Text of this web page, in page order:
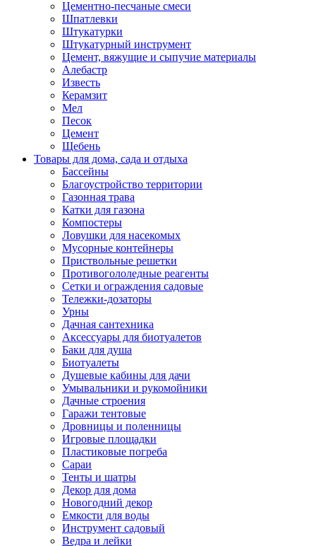
Цементно-песчаные смеси
Шпатлевки
Штукатурки
Штукатурный инструмент
Цемент, вяжущие и сыпучие материалы
Алебастр
Известь
Керамзит
Мел
Песок
Цемент
Щебень
Товары для дома, сада и отдыха
Бассейны
Благоустройство территории
Газонная трава
Катки для газона
Компостеры
Ловушки для насекомых
Мусорные контейнеры
Приствольные решетки
Противогололедные реагенты
Сетки и ограждения садовые
Тележки-дозаторы
Урны
Дачная сантехника
Аксессуары для биотуалетов
Баки для душа
Биотуалеты
Душевые кабины для дачи
Умывальники и рукомойники
Дачные строения
Гаражи тентовые
Дровницы и поленницы
Игровые площадки
Пластиковые погреба
Сараи
Тенты и шатры
Декор для дома
Новогодний декор
Емкости для воды
Инструмент садовый
Ведра и лейки